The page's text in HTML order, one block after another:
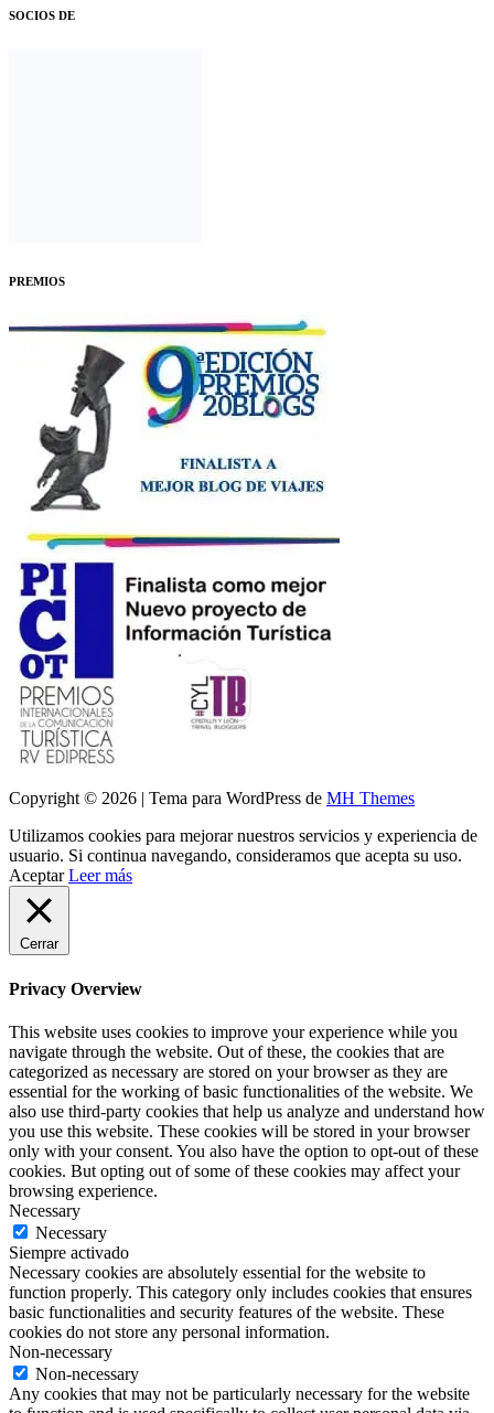
SOCIOS DE
PREMIOS
Copyright © 2026 | Tema para WordPress de MH Themes
Utilizamos cookies para mejorar nuestros servicios y experiencia de
usuario. Si continua navegando, consideramos que acepta su uso.
Aceptar Leer más
Cerrar
Privacy Overview
This website uses cookies to improve your experience while you
navigate through the website. Out of these, the cookies that are
categorized as necessary are stored on your browser as they are
essential for the working of basic functionalities of the website. We
also use third-party cookies that help us analyze and understand how
you use this website. These cookies will be stored in your browser
only with your consent. You also have the option to opt-out of these
cookies. But opting out of some of these cookies may affect your
browsing experience.
Necessary
Necessary
Siempre activado
Necessary cookies are absolutely essential for the website to
function properly. This category only includes cookies that ensures
basic functionalities and security features of the website. These
cookies do not store any personal information.
Non-necessary
Non-necessary
Any cookies that may not be particularly necessary for the website